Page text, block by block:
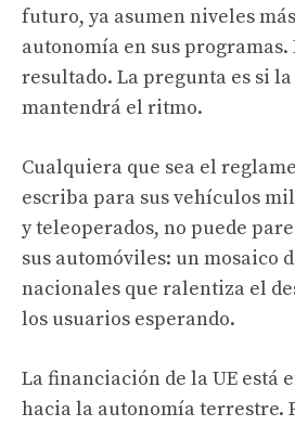
futuro, ya asumen niveles
autonomía en sus programas.
resultado. La pregunta es si
mantendrá el ritmo.
Cualquiera que sea el
escriba para sus vehículos
y teleoperados, no puede
sus automóviles: un mosaico
nacionales que ralentiza el
los usuarios esperando.
La financiación de la UE está
hacia la autonomía terrestre.